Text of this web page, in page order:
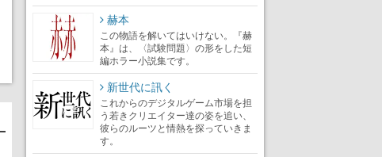
赫本
この物語を解いてはいけない。『赫
本』は、〈試験問題〉の形をした短
編ホラー小説集です。
新世代に訊く
これからのデジタルゲーム市場を担
う若きクリエイター達の姿を追い、
彼らのルーツと情熱を探っていきま
す。